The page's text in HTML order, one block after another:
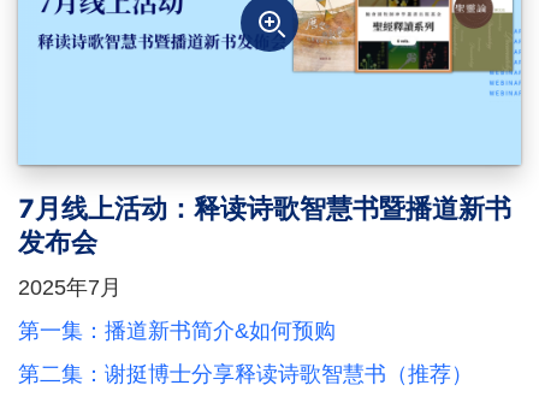
7月线上活动：释读诗歌智慧书暨播道新书
发布会
2025年7月
第一集：播道新书简介&如何预购
第二集：谢挺博士分享释读诗歌智慧书（推荐）